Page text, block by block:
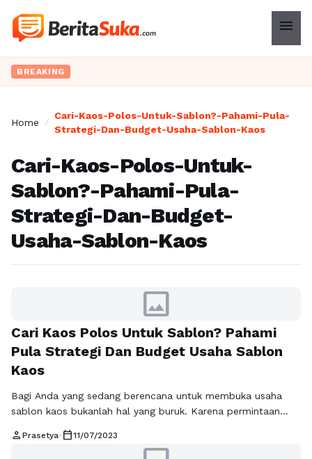
menu
BREAKING
Home /
Cari-Kaos-Polos-Untuk-Sablon?-Pahami-Pula-
Strategi-Dan-Budget-Usaha-Sablon-Kaos
Cari-Kaos-Polos-Untuk-
Sablon?-Pahami-Pula-
Strategi-Dan-Budget-
Usaha-Sablon-Kaos
image
Cari Kaos Polos Untuk Sablon? Pahami
Pula Strategi Dan Budget Usaha Sablon
Kaos
Bagi Anda yang sedang berencana untuk membuka usaha
sablon kaos bukanlah hal yang buruk. Karena permintaan
Untuk bahan utama dari sablon kaos adalah kaos polos
person Prasetya• calendar_today11/07/2023